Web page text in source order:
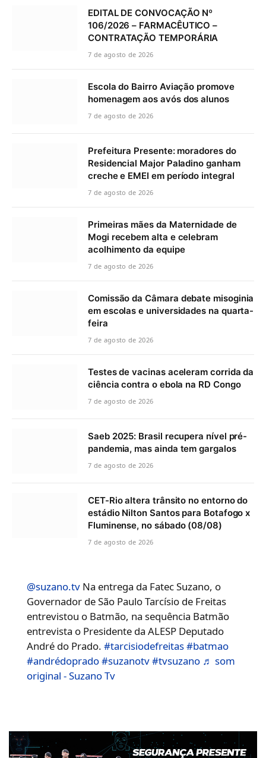
EDITAL DE CONVOCAÇÃO Nº
106/2026 – FARMACÊUTICO –
CONTRATAÇÃO TEMPORÁRIA
7 de agosto de 2026
Escola do Bairro Aviação promove
homenagem aos avós dos alunos
7 de agosto de 2026
Prefeitura Presente: moradores do
Residencial Major Paladino ganham
creche e EMEI em período integral
7 de agosto de 2026
Primeiras mães da Maternidade de
Mogi recebem alta e celebram
acolhimento da equipe
7 de agosto de 2026
Comissão da Câmara debate misoginia
em escolas e universidades na quarta-
feira
7 de agosto de 2026
Testes de vacinas aceleram corrida da
ciência contra o ebola na RD Congo
7 de agosto de 2026
Saeb 2025: Brasil recupera nível pré-
pandemia, mas ainda tem gargalos
7 de agosto de 2026
CET-Rio altera trânsito no entorno do
estádio Nilton Santos para Botafogo x
Fluminense, no sábado (08/08)
7 de agosto de 2026
@suzano.tv Na entrega da Fatec Suzano, o
Governador de São Paulo Tarcísio de Freitas
entrevistou o Batmão, na sequência Batmão
entrevista o Presidente da ALESP Deputado
André do Prado.#tarcisiodefreitas#batmao
#andrédoprado#suzanotv#tvsuzano ♬ som
original - Suzano Tv